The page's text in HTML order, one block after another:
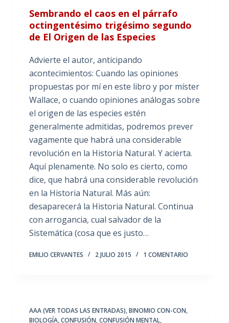
Sembrando el caos en el párrafo
octingentésimo trigésimo segundo
de El Origen de las Especies
Advierte el autor, anticipando
acontecimientos: Cuando las opiniones
propuestas por mí en este libro y por míster
Wallace, o cuando opiniones análogas sobre
el origen de las especies estén
generalmente admitidas, podremos prever
vagamente que habrá una considerable
revolución en la Historia Natural. Y acierta.
Aquí plenamente. No solo es cierto, como
dice, que habrá una considerable revolución
en la Historia Natural. Más aún:
desaparecerá la Historia Natural. Continua
con arrogancia, cual salvador de la
Sistemática (cosa que es justo…
EMILIO CERVANTES 2 JULIO 2015 1 COMENTARIO
AAA (VER TODAS LAS ENTRADAS),BINOMIO CON-CON,
BIOLOGÍA,CONFUSIÓN,CONFUSIÓN MENTAL,